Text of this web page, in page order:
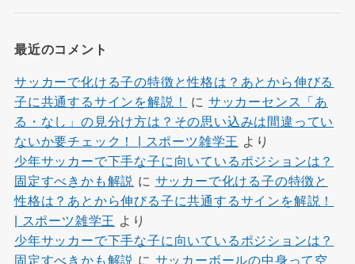
最近のコメント
サッカーで化ける子の特徴と性格は？あとから伸びる
子に共通するサインを解説！
に サッカーセンス「あ
る・なし」の見分け方は？その思い込みは間違ってい
ないか要チェック！ | スポーツ雑学王 より
少年サッカーで下手な子に向いているポジションは？
固定すべきかも解説 に サッカーで化ける子の特徴と
性格は？あとから伸びる子に共通するサインを解説！
| スポーツ雑学王 より
少年サッカーで下手な子に向いているポジションは？
固定すべきかも解説 に サッカーボールの中身って空